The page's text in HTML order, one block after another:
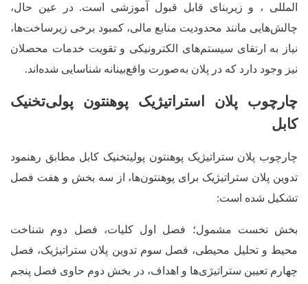
المللی ، و زیربنای قابل قبول آموزشی است. در عین حال،
چالش‌هایی مانند محدودیت منابع مالی، کمبود برخی زیرساخت‌ها،
نیاز به ارتقای سیستم‌های الکترونیکی و تقویت خدمات محصلان
نیز وجود دارد که در پلان به‌صورت واقع‌بینانه شناسایی شده‌اند.
چارچوب پلان استراتیژیک پوهنتون پولی‌تخنیک
کابل
چارچوب پلان ستراتیژیک پوهنتون پولی‎تخنیک کابل مطابق رهنمود
تدوین پلان ستراتیژیک برای پوهنتون‌ها، از سه بخش و هفت فصل
تشکیل شده است:
بخش نخست مشمول؛ فصل اول کلیات، فصل دوم شناخت
محیط و تحلیل محیطی، فصل سوم تدوین پلان ستراتیژیک، فصل
چهارم تعیین ستراتیژیها و اهداف، در بخش دوم حاوی فصل پنجم